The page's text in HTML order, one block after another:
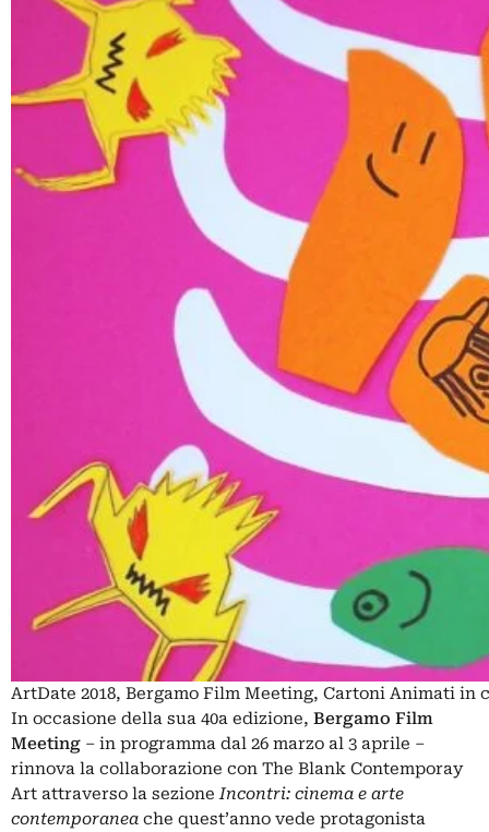
ArtDate 2018, Bergamo Film Meeting, Cartoni Animati in
In occasione della sua 40a edizione, Bergamo Film
Meeting – in programma dal 26 marzo al 3 aprile –
rinnova la collaborazione con The Blank Contemporay
Art attraverso la sezioneIncontri: cinema e arte
contemporanea che quest’anno vede protagonista